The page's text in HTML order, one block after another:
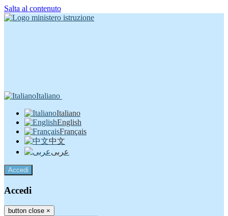
Salta al contenuto
Italiano
Italiano
English
Français
中文
عربى
Accedi
Accedi
button close ×